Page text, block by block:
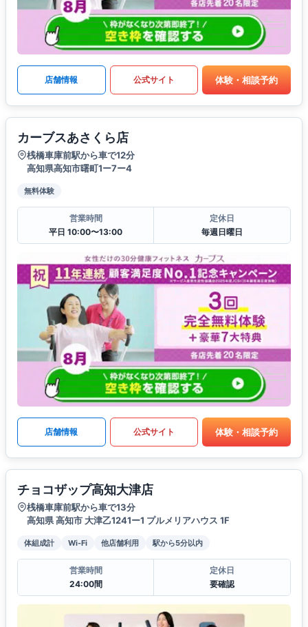
店舗情報 公式サイト 体験・相談予約
カーブスあさくら店
桟橋車庫前駅から車で12分
高知県高知市曙町1ー7ー4
無料体験
営業時間
平日 10:00〜13:00
定休日
毎週日曜日
店舗情報 公式サイト 体験・相談予約
チョコザップ高知大津店
桟橋車庫前駅から車で13分
高知県 高知市 大津乙1241ー1 プルメリアハウス 1F
体組成計 Wi-Fi 他店舗利用 駅から5分以内
営業時間
24:00間
定休日
要確認